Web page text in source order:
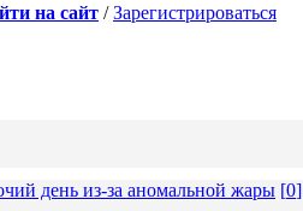
на сайт /Зарегистрироваться
день из-за аномальной жары [0]